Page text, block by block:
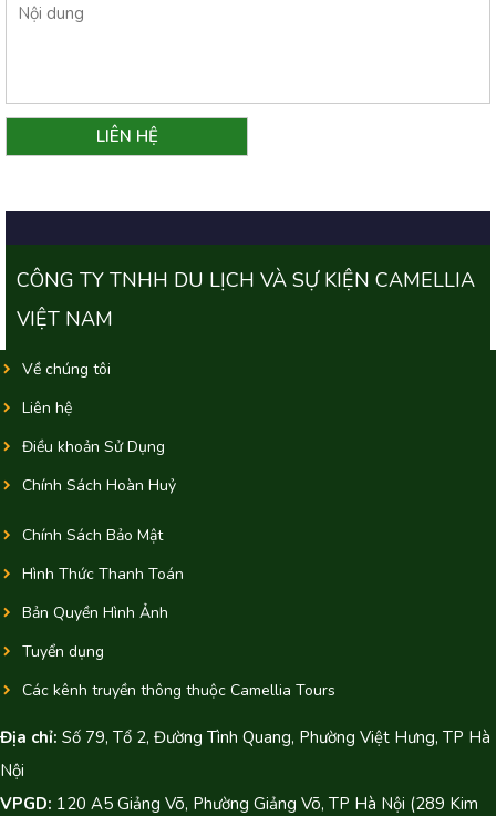
CÔNG TY TNHH DU LỊCH VÀ SỰ KIỆN CAMELLIA
VIỆT NAM
Về chúng tôi
Liên hệ
Điều khoản Sử Dụng
Chính Sách Hoàn Huỷ
Chính Sách Bảo Mật
Hình Thức Thanh Toán
Bản Quyền Hình Ảnh
Tuyển dụng
Các kênh truyền thông thuộc Camellia Tours
Địa chỉ: Số 79, Tổ 2, Đường Tình Quang, Phường Việt Hưng, TP Hà
Nội
VPGD: 120 A5 Giảng Võ, Phường Giảng Võ, TP Hà Nội (289 Kim